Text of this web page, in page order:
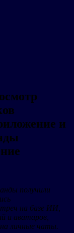
и
получили
на базе ИИ,
и аватаров,
личные чаты.